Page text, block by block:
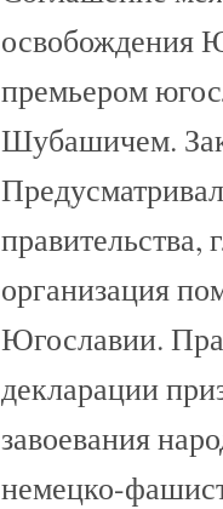
освобождения
премьером
Шубашичем.
правительства,
организация
Югославии.
декларации
завоевания
немецко-